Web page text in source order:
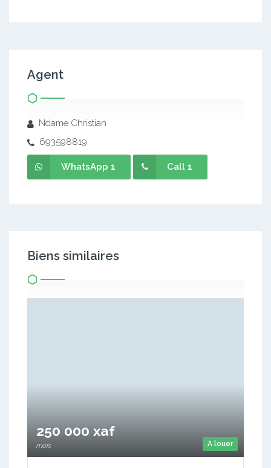
Agent
Ndame Christian
693598819
WhatsApp 1 Call 1
Biens similaires
A louer
250 000 xaf
mois